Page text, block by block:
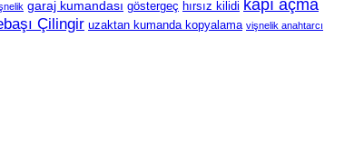
garaj kumandası göstergeç hırsız kilidi kapı açma
Çilingir uzaktan kumanda kopyalama vişnelik anahtarcı